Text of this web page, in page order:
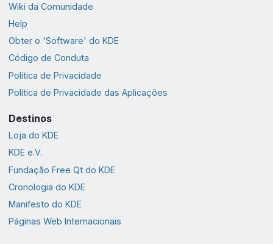
Wiki da Comunidade
Help
Obter o 'Software' do KDE
Código de Conduta
Política de Privacidade
Política de Privacidade das Aplicações
Destinos
Loja do KDE
KDE e.V.
Fundação Free Qt do KDE
Cronologia do KDE
Manifesto do KDE
Páginas Web Internacionais